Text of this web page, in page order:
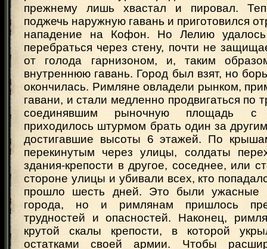
прежнему лишь хвастал и пировал.
поджечь наружную гавань и приготовился
нападение на Кофон. Но Лелию
перебраться через стену, почти не
от голода гарнизоном, и, таким
внутреннюю гавань. Город был взят, но
окончилась. Римляне овладели рынком,
гавани, и стали медленно продвигаться по
соединявшим рыночную площадь с
приходилось штурмом брать один за
достигавшие высоты 6 этажей. По
перекинутым через улицы, солдаты
здания-крепости в другое, соседнее, или
стороне улицы и убивали всех, кто
прошло шесть дней. Это были ужасные
города, но и римлянам пришлось
трудностей и опасностей. Наконец,
крутой скалы крепости, в которой
остатками своей армии. Чтобы